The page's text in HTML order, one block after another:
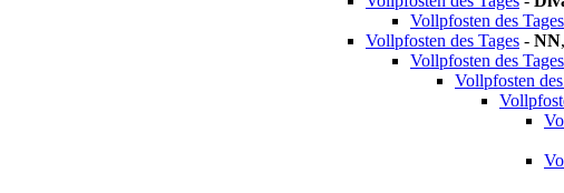
Vollpfosten des Tages
Vollpfosten des Tages - NN,
Vollpfosten des Tages
Vollpfosten